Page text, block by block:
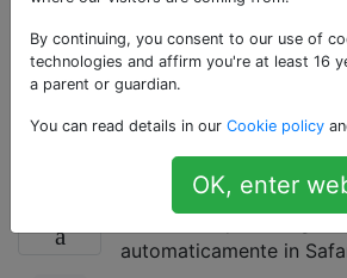
segnalibri di
con Safari
Uso principalmente
Vorrei che questi
automaticamente in
By continuing, you consent to our use of
technologies and affirm you're at least 16
a parent or guardian.
You can read details in our Cookie policy
OK, enter